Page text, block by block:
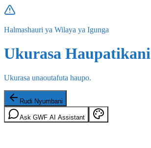
Halmashauri ya Wilaya ya Igunga
Ukurasa Haupatikani
Ukurasa unaoutafuta haupo.
Rudi Nyumbani
Ask GWF AI Assistant